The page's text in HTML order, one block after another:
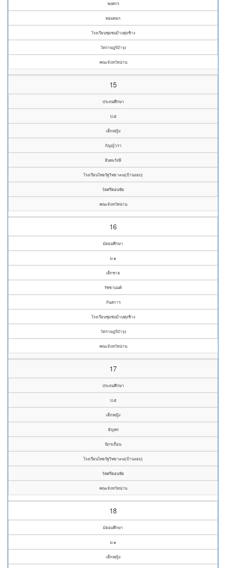
พงศกร
หอมดอก
โรงเรียนชุมชนบ้านทุ่งช้าง
วัดราษฎร์บำรุง
คณะจังหวัดน่าน
15
ประถมศึกษา
ป.๕
เด็กหญิง
กัญญ์วรา
อินทะรังษี
โรงเรียนไทยรัฐวิทยา๙๘(บ้านงอบ)
วัดศรีดอนชัย
คณะจังหวัดน่าน
16
มัธยมศึกษา
ม.๑
เด็กชาย
รัชชานนท์
กันสการ
โรงเรียนชุมชนบ้านทุ่งช้าง
วัดราษฎร์บำรุง
คณะจังหวัดน่าน
17
ประถมศึกษา
ป.๕
เด็กหญิง
ธัญพร
นิกรเถื่อน
โรงเรียนไทยรัฐวิทยา๙๘(บ้านงอบ)
วัดศรีดอนชัย
คณะจังหวัดน่าน
18
มัธยมศึกษา
ม.๑
เด็กหญิง